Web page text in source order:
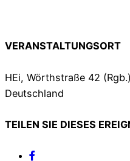
VERANSTALTUNGSORT
HEi, Wörthstraße 42
Deutschland
TEILEN SIE DIESES